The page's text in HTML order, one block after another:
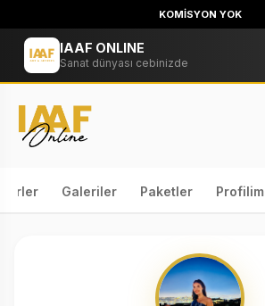
KOMİSYON YOK
IAAF ONLINE
Sanat dünyası cebinizde
Galeriler Paketler Profilim